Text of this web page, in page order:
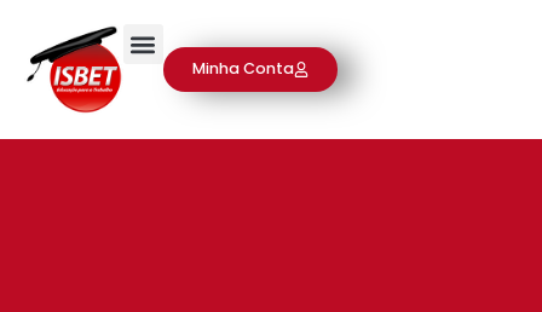
Minha Conta